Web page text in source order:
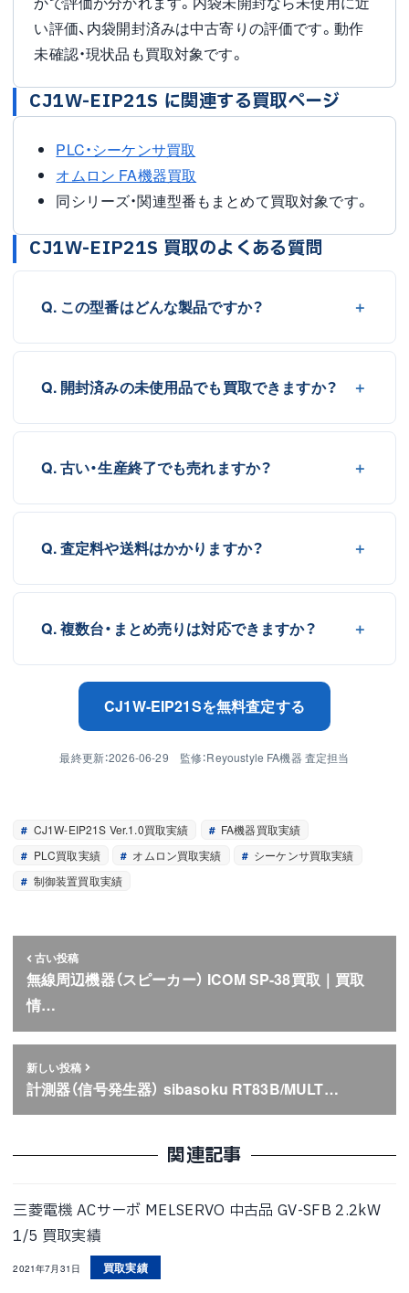
い評価、内袋開封済みは中古寄りの評価です。動作
未確認・現状品も買取対象です。
CJ1W-EIP21S に関連する買取ページ
PLC・シーケンサ買取
オムロン FA機器買取
同シリーズ・関連型番もまとめて買取対象です。
CJ1W-EIP21S 買取のよくある質問
Q. この型番はどんな製品ですか？
Q. 開封済みの未使用品でも買取できますか？
Q. 古い・生産終了でも売れますか？
Q. 査定料や送料はかかりますか？
Q. 複数台・まとめ売りは対応できますか？
CJ1W-EIP21Sを無料査定する
最終更新：2026-06-29 監修：Reyoustyle FA機器 査定担当
CJ1W-EIP21S Ver.1.0買取実績
FA機器買取実績
PLC買取実績
オムロン買取実績
シーケンサ買取実績
制御装置買取実績
古い投稿
無線周辺機器（スピーカー） ICOM SP-38買取｜買取
情…
新しい投稿
計測器（信号発生器） sibasoku RT83B/MULT…
関連記事
三菱電機 ACサーボ MELSERVO 中古品 GV-SFB 2.2kW
1/5 買取実績
2021年7月31日 買取実績